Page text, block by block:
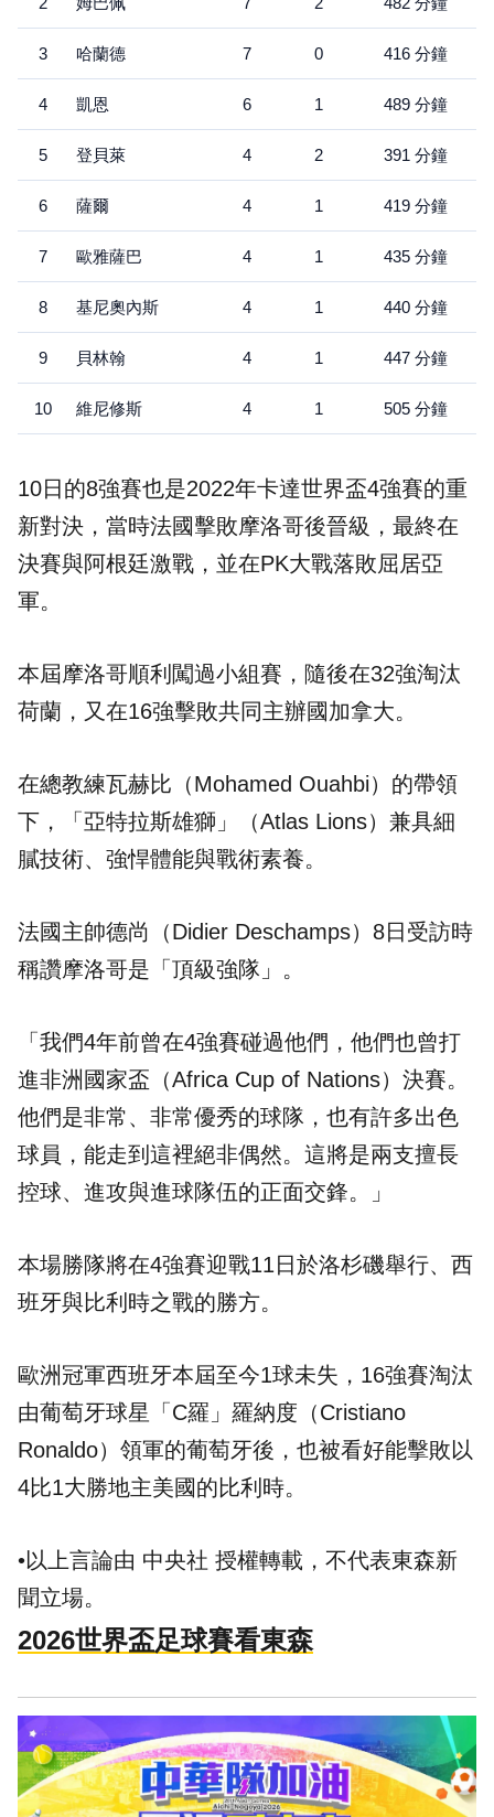
3 哈蘭德 7 0 416 分鐘
4 凱恩 6 1 489 分鐘
5 登貝萊 4 2 391 分鐘
6 薩爾 4 1 419 分鐘
7 歐雅薩巴 4 1 435 分鐘
8 基尼奧內斯 4 1 440 分鐘
9 貝林翰 4 1 447 分鐘
10 維尼修斯 4 1 505 分鐘
10日的8強賽也是2022年卡達世界盃4強賽的重
新對決，當時法國擊敗摩洛哥後晉級，最終在
決賽與阿根廷激戰，並在PK大戰落敗屈居亞
軍。
本屆摩洛哥順利闖過小組賽，隨後在32強淘汰
荷蘭，又在16強擊敗共同主辦國加拿大。
在總教練瓦赫比（Mohamed Ouahbi）的帶領
下，「亞特拉斯雄獅」（Atlas Lions）兼具細
膩技術、強悍體能與戰術素養。
法國主帥德尚（Didier Deschamps）8日受訪時
稱讚摩洛哥是「頂級強隊」。
「我們4年前曾在4強賽碰過他們，他們也曾打
進非洲國家盃（Africa Cup of Nations）決賽。
他們是非常、非常優秀的球隊，也有許多出色
球員，能走到這裡絕非偶然。這將是兩支擅長
控球、進攻與進球隊伍的正面交鋒。」
本場勝隊將在4強賽迎戰11日於洛杉磯舉行、 西
班牙與比利時之戰的勝方。
歐洲冠軍西班牙本屆至今1球未失，16強賽淘汰
由葡萄牙球星「C羅」羅納度（Cristiano
Ronaldo）領軍的葡萄牙後，也被看好能擊敗以
4比1大勝地主美國的比利時。
•以上言論由 中央社 授權轉載，不代表東森新
聞立場。
2026世界盃足球賽看東森